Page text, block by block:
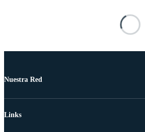
Nuestra Red
Links